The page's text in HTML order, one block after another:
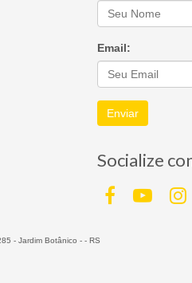
Email:
Enviar
Socialize
- Jardim Botânico - - RS